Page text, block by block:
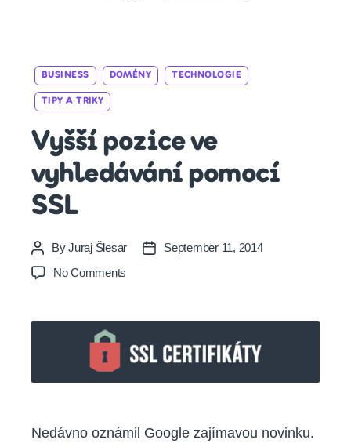
Categories
BUSINESS DOMÉNY TECHNOLOGIE
TIPY A TRIKY
Vyšší pozice ve
vyhledávání pomocí
SSL
Post
author
ByJuraj Šlesar
PostSeptember 11, 2014
No Comments
ve
pomocí
Nedávno oznámil Google zajímavou novinku.